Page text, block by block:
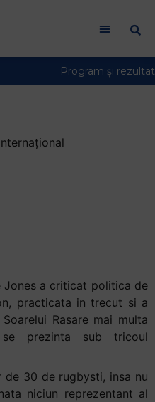
Jones a criticat politica de
practicata in trecut si a
Rasare mai multa
prezinta sub tricoul
de 30 de rugbysti, insa nu
niciun reprezentant al